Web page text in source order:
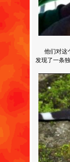
他们对这
发现了一条独